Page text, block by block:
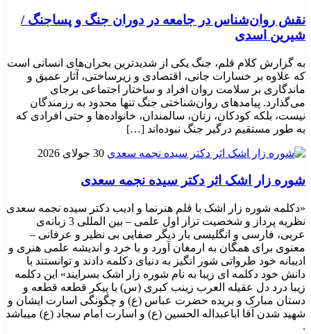
نقش روان‌شناس در جامعه در دوران جنگ و پساجنگ /
شیرین اسدی
به گزارش کلام قلم، جنگ یکی از شدیدترین بحران‌های انسانی است
که علاوه بر خسارات جانی، اقتصادی و زیرساختی، آثار عمیق و
ماندگاری بر سلامت روان افراد و ساختار اجتماعی برجای
می‌گذارد. پیامدهای روان‌شناختی جنگ تنها محدود به رزمندگان
نیست، بلکه کودکان، زنان، سالمندان، خانواده‌ها و حتی افرادی که
به طور مستقیم درگیر جنگ نبوده‌اند […]
30 جولای 2026
شوره زار اشک اثر دکتر سیده نجمه سعدی
«دکلمه شوره زار اشک با قلم هنرنما و ادیب دکتر سیده نجمه سعدی
نظریه پرداز و شخصیت تراز اول علمی – بین المللی 3 زبانه‌ی
عربی، فارسی و انگلیسی بار دیگر صفایی بی نظیر و عرفانی –
معنوی برای همگان به ارمغان آورد و با خرد و اندیشه علمی هنری و
ادیبانه خود طرواتی شور انگیز به دنیای دکلمه دادند و توانستند با
دانش خود دکلمه ای زیبا به نام شوره زار اشک بسرایند» این دکلمه
زیبا درد دل عقیله العرب زینب کبری (س) با پیکر قطعه قطعه و
دستان مبارک و بریده حضرت عباس (ع) و چگونگی اسارت ایشان و
شهید شدن آقا اباعبداله الحسین (ع) و اسارت امام سجاد (ع) میباشد
.